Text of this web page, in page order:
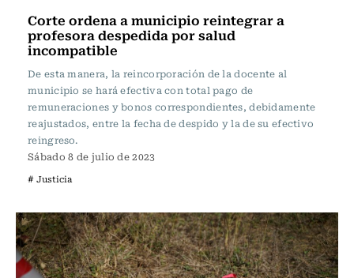
Corte ordena a municipio reintegrar a
profesora despedida por salud
incompatible
De esta manera, la reincorporación de la docente al
municipio se hará efectiva con total pago de
remuneraciones y bonos correspondientes, debidamente
reajustados, entre la fecha de despido y la de su efectivo
reingreso.
Sábado 8 de julio de 2023
# Justicia